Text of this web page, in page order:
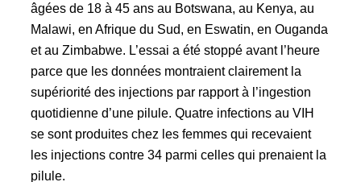
âgées de 18 à 45 ans au Botswana, au Kenya, au
Malawi, en Afrique du Sud, en Eswatin, en Ouganda
et au Zimbabwe. L’essai a été stoppé avant l’heure
parce que les données montraient clairement la
supériorité des injections par rapport à l’ingestion
quotidienne d’une pilule. Quatre infections au VIH
se sont produites chez les femmes qui recevaient
les injections contre 34 parmi celles qui prenaient la
pilule.